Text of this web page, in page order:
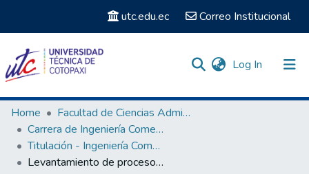
utc.edu.ec Correo Institucional
Log In (current)
Communities & Collections
Search
Statistics
Home
Facultad de Ciencias Administrativas y Humanísticas
Carrera de Ingeniería Comercial
Titulación - Ingeniería Comercial
Levantamiento de procesos para la evaluación del desempeño del talento humano en la empresa Florícola Agrogana S.A. de la provincia de Cotopaxi.